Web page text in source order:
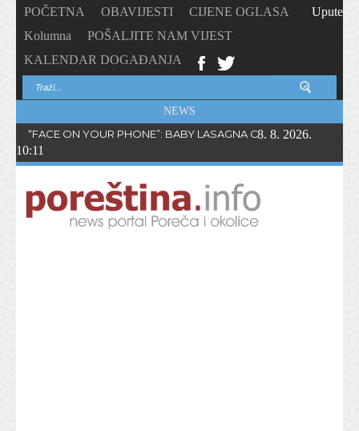
POČETNA OBAVIJESTI
CIJENE OGLASA
Kolumna
POŠALJITE NAM VIJEST
KALENDAR DOGAĐANJA
Upute
NEWS
“FACE ON YOUR PHONE”: BABY LASAGNA OBJAVIO NOVI
8. 8. 2026.
10:11